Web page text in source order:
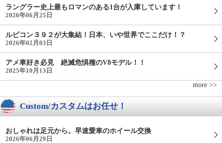
ラングラー史上最もロマンのある1台が入庫しています！
2026年06月25日
ルビコン３９２が大集結！日本、いや世界でここだけ！？
2026年02月03日
アメ車好き必見 絶滅危惧種のV8モデル！！
2025年10月13日
more >>
Custom/カスタムはお任せ！
おしゃれは足元から。早速愛車のホイール交換
2026年06月29日